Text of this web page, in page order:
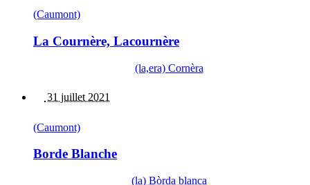
(Caumont)
La Cournère, Lacournère
(la,era) Cornèra
31 juillet 2021
(Caumont)
Borde Blanche
(la) Bòrda blanca